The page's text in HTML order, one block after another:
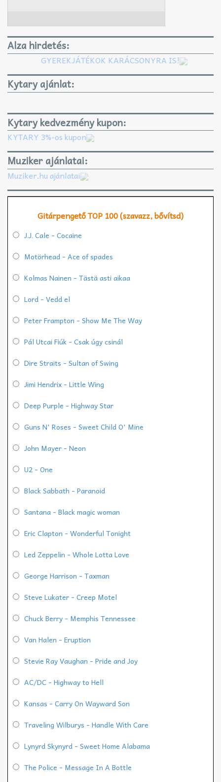
Alza hirdetés:
GYEREKJÁTÉKOK KARÁCSONYRA IS!
Kytary ajánlat:
Kytary kedvezmény kupon:
KYTARY 3%-os kupon
Muziker ajánlatai:
Muziker.hu ajánlatai
Gitárpengető TOP 100 (szavazz, bővítsd)
J.J. Cale - Cocaine
Motörhead - Ace of spades
Kolmas Nainen - Tästä asti aikaa
Lord - Vedd el
Peter Frampton - Show Me The Way
Pál Utcai Fiúk - Csak úgy csinál
Dire Straits - Sultan of Swing
Jimi Hendrix - Little Wing
Deep Purple - Highway Star
Guns N' Roses - Sweet Child O' Mine
John Mayer - Neon
U2 - One
Black Sabbath - Paranoid
Santana - Black magic woman
Eric Clapton - Wonderful Tonight
Led Zeppelin - Whole Lotta Love
George Harrison - Taxman
Steve Lukater - Creep Motel
Chuck Berry - Memphis Tennessee
Van Halen - Eruption
Stevie Ray Vaughan - Pride and Joy
AC/DC - Highway to Hell
Kansas - Carry On Wayward Son
Traveling Wilburys - Handle With Care
Lynyrd Skynyrd - Sweet Home Alabama
The Police - Message In A Bottle